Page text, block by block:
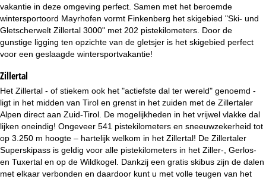
vakantie in deze omgeving perfect. Samen met het beroemde
wintersportoord Mayrhofen vormt Finkenberg het skigebied "Ski- und
Gletscherwelt Zillertal 3000" met 202 pistekilometers. Door de
gunstige ligging ten opzichte van de gletsjer is het skigebied perfect
voor een geslaagde wintersportvakantie!
Zillertal
Het Zillertal - of stiekem ook het "actiefste dal ter wereld" genoemd -
ligt in het midden van Tirol en grenst in het zuiden met de Zillertaler
Alpen direct aan Zuid-Tirol. De mogelijkheden in het vrijwel vlakke dal
lijken oneindig! Ongeveer 541 pistekilometers en sneeuwzekerheid tot
op 3.250 m hoogte – hartelijk welkom in het Zillertal! De Zillertaler
Superskipass is geldig voor alle pistekilometers in het Ziller-, Gerlos-
en Tuxertal en op de Wildkogel. Dankzij een gratis skibus zijn de dalen
met elkaar verbonden en daardoor kunt u met volle teugen van het